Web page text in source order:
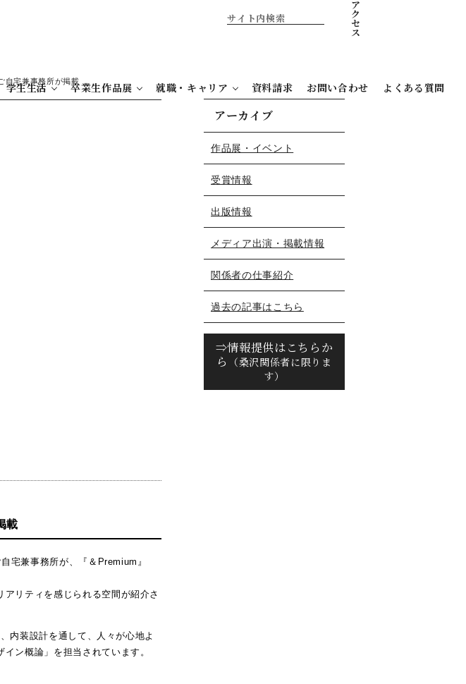
ア
ク
セ
ス
学生生活 卒業生作品展 就職・キャリア 資料請求 お問い合わせ よくある質問
アーカイブ
作品展・イベント
受賞情報
出版情報
メディア出演・掲載情報
関係者の仕事紹介
過去の記事はこちら
⇒情報提供はこちらか
ら
（桑沢関係者に限りま
す）
自宅兼事務所が掲載
載
宅兼事務所が、『＆Premium』
リティを感じられる空間が紹介さ
内装設計を通して、人々が心地よ
ン概論」を担当されています。